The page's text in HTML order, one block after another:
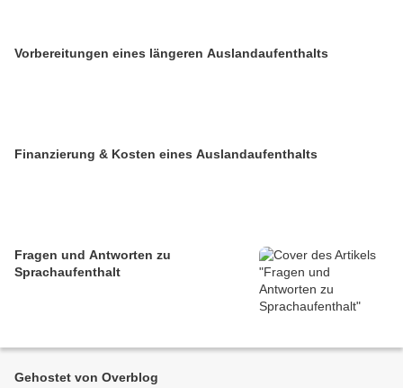
Vorbereitungen eines längeren Auslandaufenthalts
Finanzierung & Kosten eines Auslandaufenthalts
Fragen und Antworten zu
Sprachaufenthalt
Gehostet von Overblog